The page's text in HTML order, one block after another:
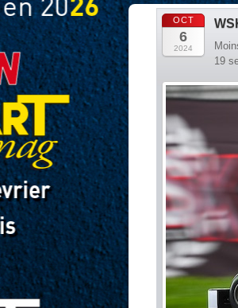
OCT
6
2024
19